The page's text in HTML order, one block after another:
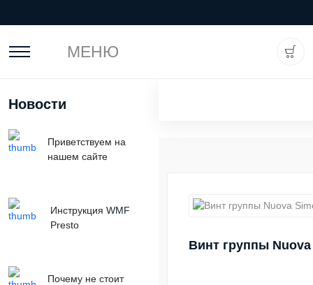
МЕНЮ
Новости
Приветствуем на
нашем сайте
Инструкция WMF
Presto
Почему не стоит
Винт группы